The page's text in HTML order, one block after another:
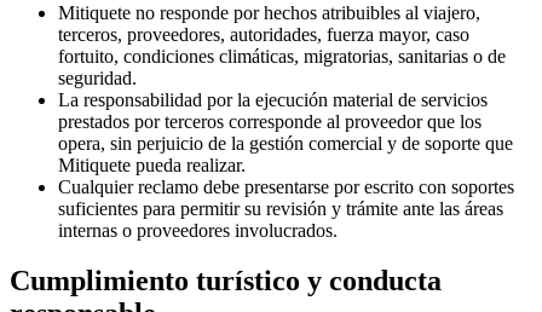
Mitiquete no responde por hechos atribuibles al viajero,
terceros, proveedores, autoridades, fuerza mayor, caso
fortuito, condiciones climáticas, migratorias, sanitarias o de
seguridad.
La responsabilidad por la ejecución material de servicios
prestados por terceros corresponde al proveedor que los
opera, sin perjuicio de la gestión comercial y de soporte que
Mitiquete pueda realizar.
Cualquier reclamo debe presentarse por escrito con soportes
suficientes para permitir su revisión y trámite ante las áreas
internas o proveedores involucrados.
Cumplimiento turístico y conducta